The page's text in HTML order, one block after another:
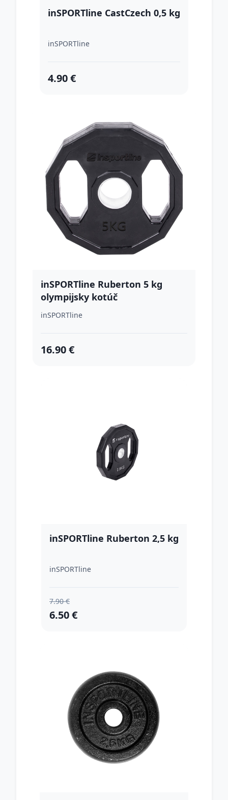
inSPORTline CastCzech 0,5 kg
inSPORTline
4.90 €
inSPORTline Ruberton 5 kg
olympijsky kotúč
inSPORTline
16.90 €
inSPORTline Ruberton 2,5 kg
inSPORTline
7.90 €
6.50 €